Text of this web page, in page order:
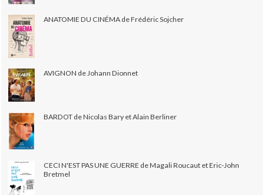
ANATOMIE DU CINÉMA de Frédéric Sojcher
AVIGNON de Johann Dionnet
BARDOT de Nicolas Bary et Alain Berliner
CECI N'EST PAS UNE GUERRE de Magali Roucaut et Eric-John
Bretmel